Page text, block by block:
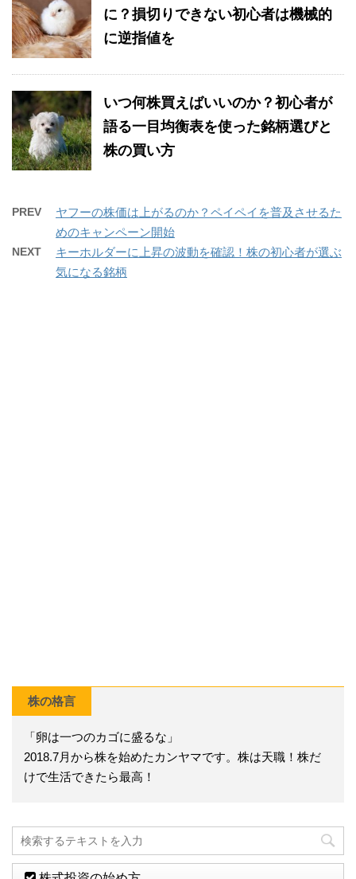
に？損切りできない初心者は機械的
に逆指値を
いつ何株買えばいいのか？初心者が
語る一目均衡表を使った銘柄選びと
株の買い方
PREV
ヤフーの株価は上がるのか？ペイペイを普及させるた
めのキャンペーン開始
NEXT
キーホルダーに上昇の波動を確認！株の初心者が選ぶ
気になる銘柄
株の格言
「卵は一つのカゴに盛るな」
2018.7月から株を始めたカンヤマです。株は天職！株だ
けで生活できたら最高！